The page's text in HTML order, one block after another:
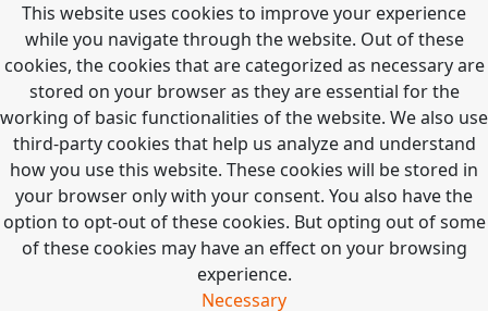
This website uses cookies to improve your experience
while you navigate through the website. Out of these
cookies, the cookies that are categorized as necessary are
stored on your browser as they are essential for the
working of basic functionalities of the website. We also use
third-party cookies that help us analyze and understand
how you use this website. These cookies will be stored in
your browser only with your consent. You also have the
option to opt-out of these cookies. But opting out of some
of these cookies may have an effect on your browsing
experience.
Necessary